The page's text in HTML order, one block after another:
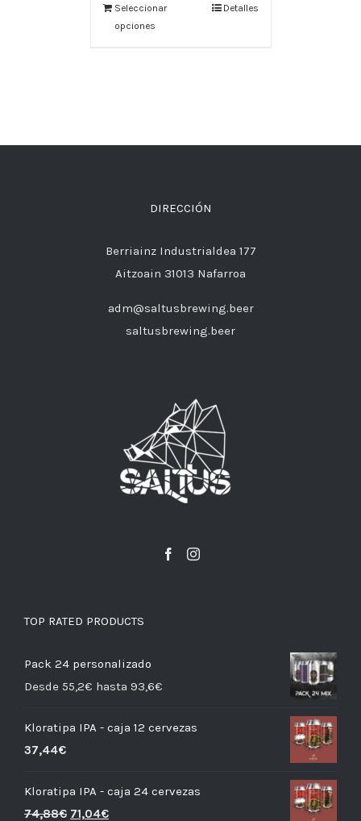
Seleccionar
opciones
Detalles
DIRECCIÓN
Berriainz Industrialdea 177
Aitzoain 31013 Nafarroa
adm@saltusbrewing.beer
saltusbrewing.beer
TOP RATED PRODUCTS
Pack 24 personalizado
Desde 55,2€ hasta 93,6€
Kloratipa IPA - caja 12 cervezas
37,44€
Kloratipa IPA - caja 24 cervezas
74,88€ 71,04€